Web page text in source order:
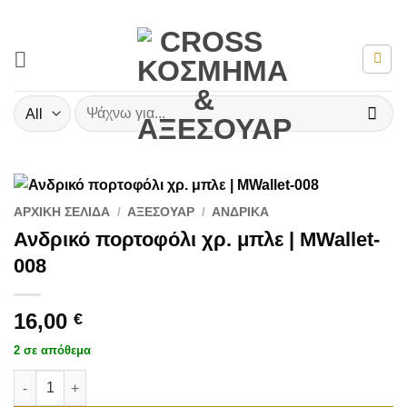
περιεχόμενο
Αναζήτηση
για:
ΑΡΧΙΚΉ ΣΕΛΊΔΑ / ΑΞΕΣΟΥΆΡ / ΑΝΔΡΙΚΆ
Ανδρικό πορτοφόλι χρ. μπλε | MWallet-
008
16,00 €
2 σε απόθεμα
Ανδρικό πορτοφόλι χρ. μπλε | MWallet-008 ποσότητα